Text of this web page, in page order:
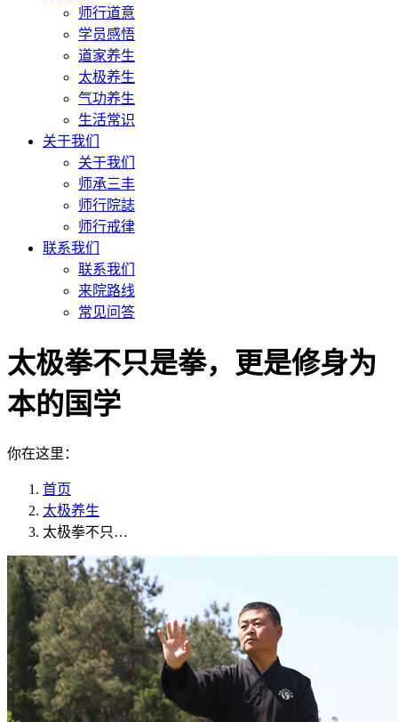
师行道意
学员感悟
道家养生
太极养生
气功养生
生活常识
关于我们
关于我们
师承三丰
师行院誌
师行戒律
联系我们
联系我们
来院路线
常见问答
太极拳不只是拳，更是修身为
本的国学
你在这里：
首页
太极养生
太极拳不只…